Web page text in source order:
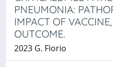
PNEUMONIA:
IMPACT OF
OUTCOME.
2023 G. Florio